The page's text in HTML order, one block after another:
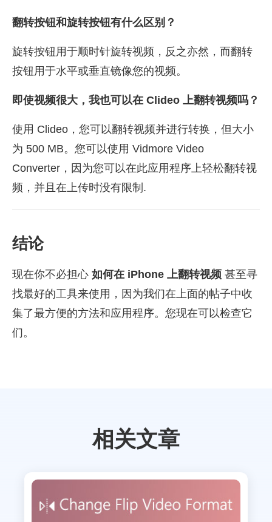
翻转按钮和旋转按钮有什么区别？
旋转按钮用于顺时针旋转视频，反之亦然，而翻转
按钮用于水平或垂直镜像您的视频。
即使视频很大，我也可以在 Clideo 上翻转视频吗？
使用 Clideo，您可以翻转视频并进行转换，但大小
为 500 MB。您可以使用 Vidmore Video
Converter，因为您可以在此应用程序上轻松翻转视
频，并且在上传时没有限制.
结论
现在你不必担心 如何在 iPhone 上翻转视频 甚至寻
找最好的工具来使用，因为我们在上面的帖子中收
集了最方便的方法和应用程序。您现在可以检查它
们。
相关文章